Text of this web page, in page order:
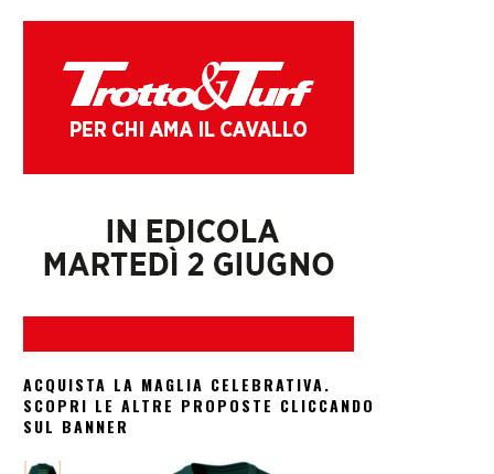
ACQUISTA LA MAGLIA CELEBRATIVA.
SCOPRI LE ALTRE PROPOSTE CLICCANDO
SUL BANNER